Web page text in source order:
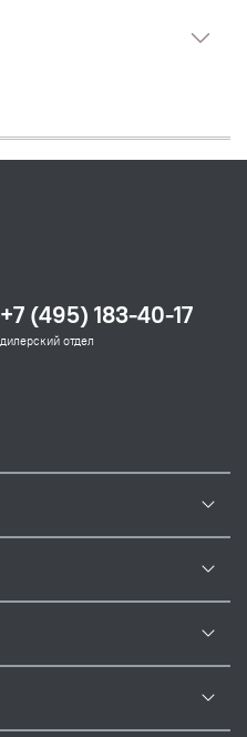
+7 (495) 183-40-17
дилерский отдел